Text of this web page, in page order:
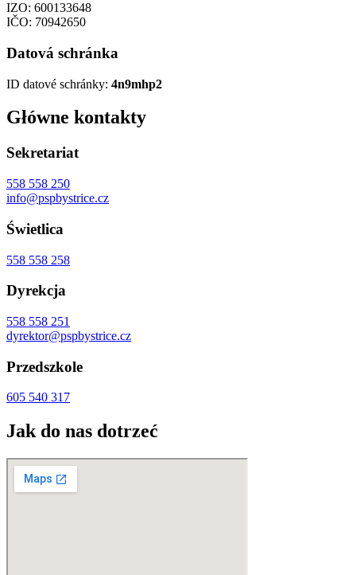
IZO: 600133648
IČO: 70942650
Datová schránka
ID datové schránky: 4n9mhp2
Główne kontakty
Sekretariat
558 558 250
info@pspbystrice.cz
Świetlica
558 558 258
Dyrekcja
558 558 251
dyrektor@pspbystrice.cz
Przedszkole
605 540 317
Jak do nas dotrzeć